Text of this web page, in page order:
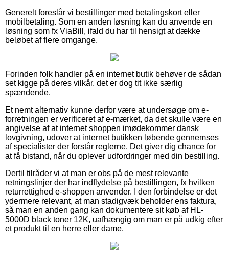
Generelt foreslår vi bestillinger med betalingskort eller
mobilbetaling. Som en anden løsning kan du anvende en
løsning som fx ViaBill, ifald du har til hensigt at dække
beløbet af flere omgange.
Forinden folk handler på en internet butik behøver de sådan
set kigge på deres vilkår, det er dog tit ikke særlig
spændende.
Et nemt alternativ kunne derfor være at undersøge om e-
forretningen er verificeret af e-mærket, da det skulle være en
angivelse af at internet shoppen imødekommer dansk
lovgivning, udover at internet butikken løbende gennemses
af specialister der forstår reglerne. Det giver dig chance for
at få bistand, når du oplever udfordringer med din bestilling.
Dertil tilråder vi at man er obs på de mest relevante
retningslinjer der har indflydelse på bestillingen, fx hvilken
returrettighed e-shoppen anvender. I den forbindelse er det
ydermere relevant, at man stadigvæk beholder ens faktura,
så man en anden gang kan dokumentere sit køb af HL-
5000D black toner 12K, uafhængig om man er på udkig efter
et produkt til en herre eller dame.